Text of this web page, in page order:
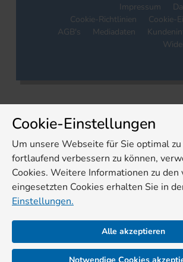
Impressum
Cookie-Richtlinien
Cookie-
AGB's
Mediadaten
Cookie-Einstellungen
Um unsere Webseite für Sie optimal
fortlaufend verbessern zu können,
Cookies. Weitere Informationen zu den
eingesetzten Cookies erhalten Sie in
Einstellungen.
Alle akzeptieren